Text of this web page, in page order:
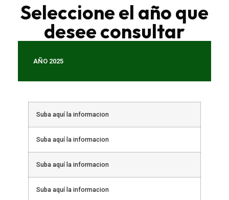
Seleccione el año que
desee consultar
AÑO 2025
Suba aquí la informacion
Suba aquí la informacion
Suba aquí la informacion
Suba aquí la informacion